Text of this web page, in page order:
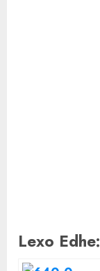
Lexo Edhe: